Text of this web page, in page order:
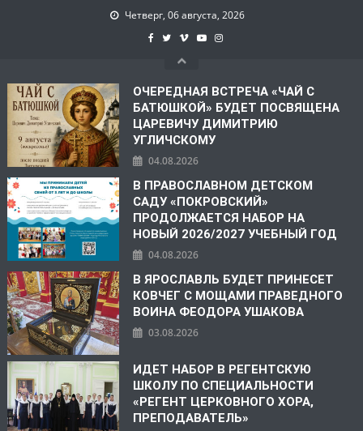
Четверг, 06 августа, 2026
ОЧЕРЕДНАЯ ВСТРЕЧА «ЧАЙ С
БАТЮШКОЙ» БУДЕТ ПОСВЯЩЕНА
ЦАРЕВИЧУ ДИМИТРИЮ
УГЛИЧСКОМУ
04.08.2026
В ПРАВОСЛАВНОМ ДЕТСКОМ
САДУ «ПОКРОВСКИЙ»
ПРОДОЛЖАЕТСЯ НАБОР НА
НОВЫЙ 2026/2027 УЧЕБНЫЙ ГОД
04.08.2026
В ЯРОСЛАВЛЬ БУДЕТ ПРИНЕСЕТ
КОВЧЕГ С МОЩАМИ ПРАВЕДНОГО
ВОИНА ФЕОДОРА УШАКОВА
03.08.2026
ИДЕТ НАБОР В РЕГЕНТСКУЮ
ШКОЛУ ПО СПЕЦИАЛЬНОСТИ
«РЕГЕНТ ЦЕРКОВНОГО ХОРА,
ПРЕПОДАВАТЕЛЬ»